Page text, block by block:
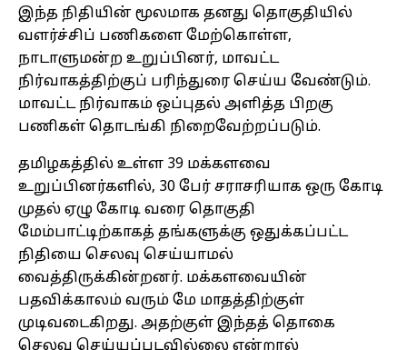
இந்த நிதியின் மூலமாக தனது தொகுதியில்
வளர்ச்சிப் பணிகளை மேற்கொள்ள,
நாடாளுமன்ற உறுப்பினர், மாவட்ட
நிர்வாகத்திற்குப் பரிந்துரை செய்ய வேண்டும்.
மாவட்ட நிர்வாகம் ஒப்புதல் அளித்த பிறகு
பணிகள் தொடங்கி நிறைவேற்றப்படும்.
தமிழகத்தில் உள்ள 39 மக்களவை
உறுப்பினர்களில், 30 பேர் சராசரியாக ஒரு கோடி
முதல் ஏழு கோடி வரை தொகுதி
மேம்பாட்டிற்காகத் தங்களுக்கு ஒதுக்கப்பட்ட
நிதியை செலவு செய்யாமல்
வைத்திருக்கின்றனர். மக்களவையின்
பதவிக்காலம் வரும் மே மாதத்திற்குள்
முடிவடைகிறது. அதற்குள் இந்தத் தொகை